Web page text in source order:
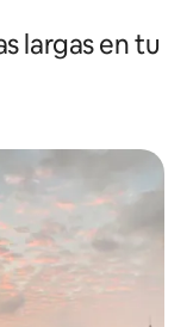
largas en tu